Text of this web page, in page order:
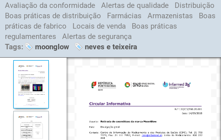
Avaliação da conformidade
Alertas de qualidade
Distribuição
Boas práticas de distribuição
Farmácias Armazenistas
Boas
práticas de fabrico
Locais de venda
Boas práticas
regulamentares
Alertas de segurança
Tags:
moonglow neves e teixeira